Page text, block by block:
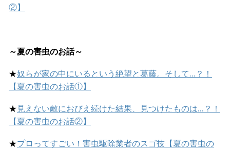
②】
～夏の害虫のお話～
★奴らが家の中にいるという絶望と葛藤。そして…？！
【夏の害虫のお話①】
★ 見えない敵におびえ続けた結果、見つけたものは…？！
【夏の害虫のお話②】
★プロってすごい！害虫駆除業者のスゴ技【夏の害虫の